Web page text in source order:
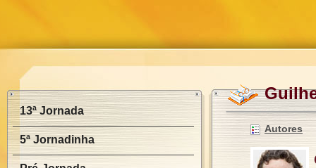
13ª Jornada
5ª Jornadinha
Autores